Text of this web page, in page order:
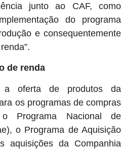
junto ao CAF, como
do programa
e consequentemente
de renda
a oferta de produtos da
os programas de compras
o Programa Nacional de
o Programa de Aquisição
aquisições da Companhia